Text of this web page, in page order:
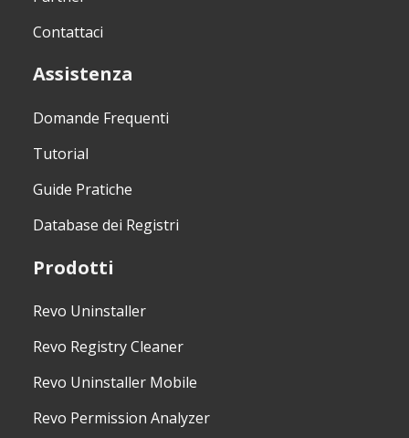
Contattaci
Assistenza
Domande Frequenti
Tutorial
Guide Pratiche
Database dei Registri
Prodotti
Revo Uninstaller
Revo Registry Cleaner
Revo Uninstaller Mobile
Revo Permission Analyzer